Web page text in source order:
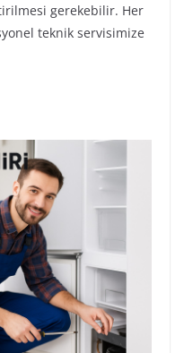
gerekebilir. Her
teknik servisimize